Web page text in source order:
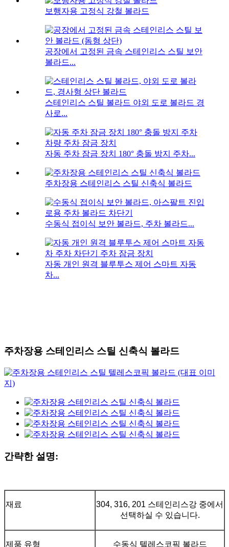
보행자용 고정식 강철 볼라드
공장에서 고정된 금속 스테인리스 스틸 보안
볼라드...
스테인리스 스틸 볼라드 야외 도로 볼라드 경
사로...
자동 주차 잠금 장치 180° 충돌 방지 주차...
주차장용 스테인리스 스틸 신축식 볼라드
수동식 접이식 보안 볼라드, 주차 볼라드...
자동 개인 원격 블루투스 제어 스마트 자동
차...
주차장용 스테인리스 스틸 신축식 볼라드
간략한 설명:
재료
304, 316, 201 스테인리스강 중에서
선택하실 수 있습니다.
제품 유형 수동식 텔레스코픽 볼라드